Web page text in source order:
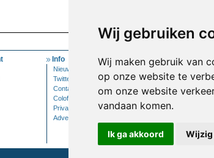
Wij gebruiken
Wij maken gebruik van
op onze website te
om onze website
vandaan komen.
Ik ga akkoord Wijzig
Info
Nieuwsbrief
Twitter
Contact
Colofon
Privacy
Adverteren
Mijn Account
Inloggen